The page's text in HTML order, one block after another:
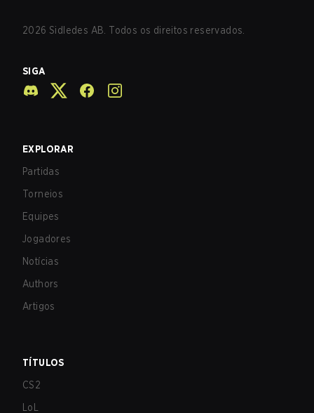
2026 Sidledes AB. Todos os direitos reservados.
SIGA
EXPLORAR
Partidas
Torneios
Equipes
Jogadores
Notícias
Authors
Artigos
TÍTULOS
CS2
LoL